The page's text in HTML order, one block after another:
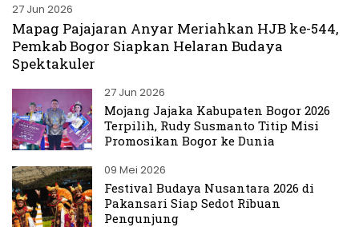
27 Jun 2026
Mapag Pajajaran Anyar Meriahkan HJB ke-544,
Pemkab Bogor Siapkan Helaran Budaya
Spektakuler
27 Jun 2026
Mojang Jajaka Kabupaten Bogor 2026
Terpilih, Rudy Susmanto Titip Misi
Promosikan Bogor ke Dunia
09 Mei 2026
Festival Budaya Nusantara 2026 di
Pakansari Siap Sedot Ribuan
Pengunjung